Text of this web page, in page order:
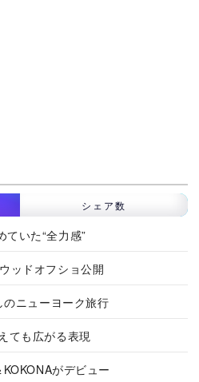
シェア数
ていた“全力感”
ッドオフショ公開
ニューヨーク旅行
ても広がる表現
KOKONAがデビュー